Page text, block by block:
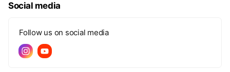
Social media
Follow us on social media